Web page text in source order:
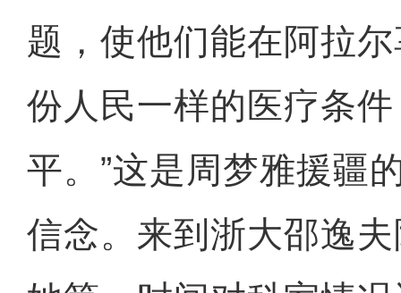
题，使他们能在阿拉
份人民一样的医疗条
平。”这是周梦雅援疆
信念。来到浙大邵逸